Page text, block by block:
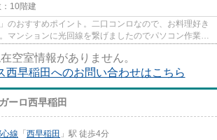
：10階建
のおすすめポイント。二口コンロなので、お料理好き
マンションに光回線を繋げましたのでパソコン作業が
空室情報がありません。
西早稲田へのお問い合わせはこちら
ーロ西早稲田
線 「 西早稲田 」駅 徒歩4分